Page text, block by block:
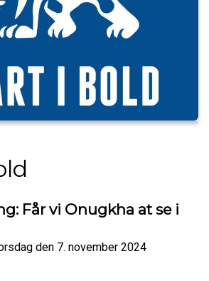
Får vi Onugkha at se i
den 7. november 2024